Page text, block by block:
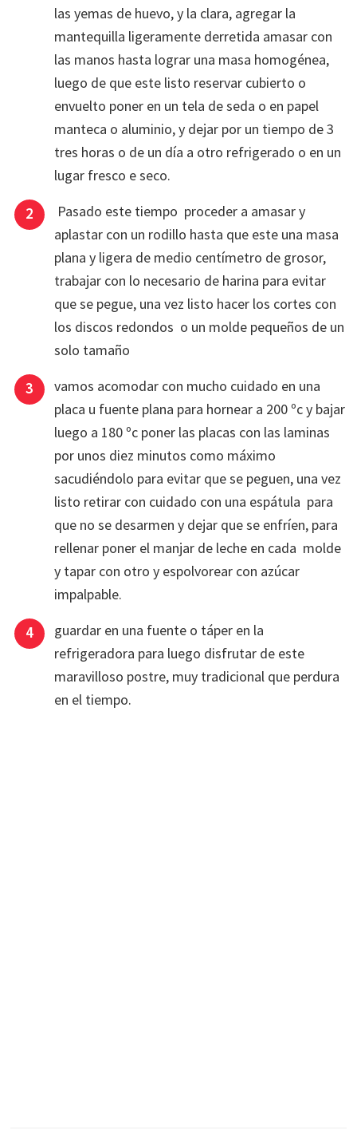
las yemas de huevo, y la clara, agregar la
mantequilla ligeramente derretida amasar con
las manos hasta lograr una masa homogénea,
luego de que este listo reservar cubierto o
envuelto poner en un tela de seda o en papel
manteca o aluminio, y dejar por un tiempo de 3
tres horas o de un día a otro refrigerado o en un
lugar fresco e seco.
Pasado este tiempo proceder a amasar y
aplastar con un rodillo hasta que este una masa
plana y ligera de medio centímetro de grosor,
trabajar con lo necesario de harina para evitar
que se pegue, una vez listo hacer los cortes con
los discos redondos o un molde pequeños de un
solo tamaño
vamos acomodar con mucho cuidado en una
placa u fuente plana para hornear a 200 ºc y bajar
luego a 180 ºc poner las placas con las laminas
por unos diez minutos como máximo
sacudiéndolo para evitar que se peguen, una vez
listo retirar con cuidado con una espátula para
que no se desarmen y dejar que se enfríen, para
rellenar poner el manjar de leche en cada molde
y tapar con otro y espolvorear con azúcar
impalpable.
guardar en una fuente o táper en la
refrigeradora para luego disfrutar de este
maravilloso postre, muy tradicional que perdura
en el tiempo.